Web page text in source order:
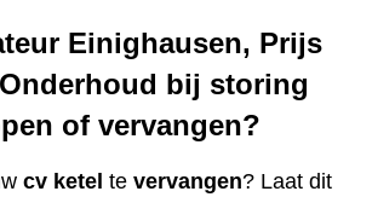
Einighausen, Prijs
bij storing
of vervangen?
cv ketel te vervangen? Laat dit